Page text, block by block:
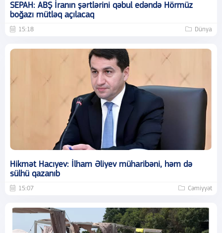
SEPAH: ABŞ İranın şərtlərini qəbul edəndə Hörmüz
boğazı mütləq açılacaq
15:18 Dünya
Hikmət Hacıyev: İlham Əliyev müharibəni, həm də
sülhü qazanıb
15:07 Cəmiyyət